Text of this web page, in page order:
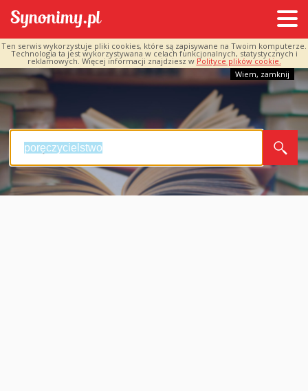
Ten serwis wykorzystuje pliki cookies, które są zapisywane na Twoim komputerze.
Technologia ta jest wykorzystywana w celach funkcjonalnych, statystycznych i
reklamowych. Więcej informacji znajdziesz w Polityce plików cookie.
Wiem, zamknij